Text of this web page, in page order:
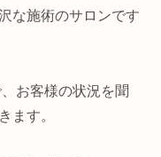
な施術のサロンです
お客様の状況を聞
ます。